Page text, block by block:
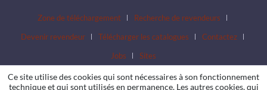
Zone de téléchargement
Recherche de revendeurs
Devenir revendeur
Télécharger les catalogues
Contactez
Jobs
Sites
Ce site utilise des cookies qui sont nécessaires à son fonctionnement
technique et qui sont utilisés en permanence. Les autres cookies, qui